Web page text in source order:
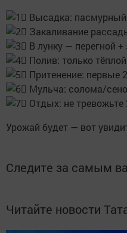
Высадка:
Закаливание
В лунку — перегной +
Полив: только
Притенение: первые
Мульча: солома/
Отдых: не
Урожай будет — вот
Следите за самым
Читайте новости